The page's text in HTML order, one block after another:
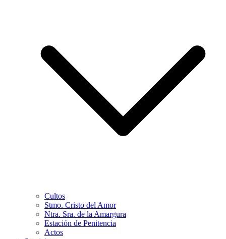
Cultos
Stmo. Cristo del Amor
Ntra. Sra. de la Amargura
Estación de Penitencia
Actos